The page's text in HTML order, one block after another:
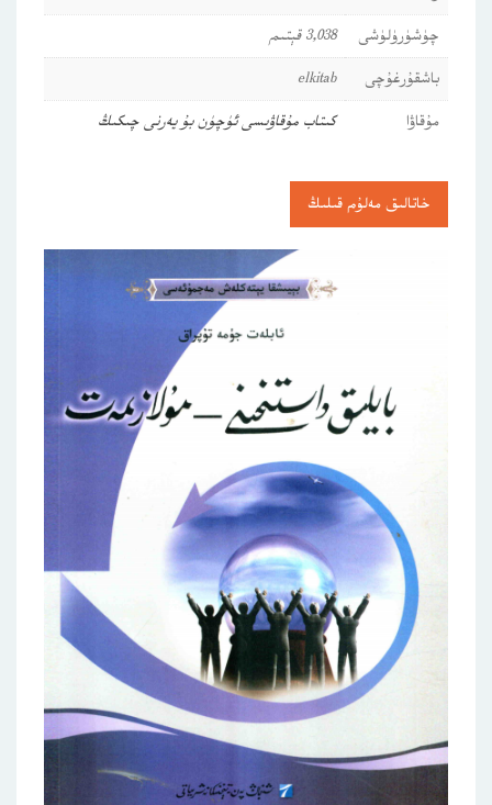
چۈشۈرۈلۈشى
3,038 قېتىم
باشقۇرغۇچى
elkitab
مۇقاۋا
كىتاب مۇقاۋىسى ئۈچۈن بۇ يەرنى چىكىڭ
خاتالىق مەلۇم قىلىڭ